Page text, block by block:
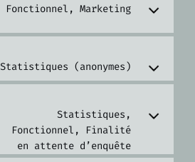
Fonctionnel, Marketing
Statistiques (anonymes)
Statistiques,
Fonctionnel, Finalité
en attente d’enquête